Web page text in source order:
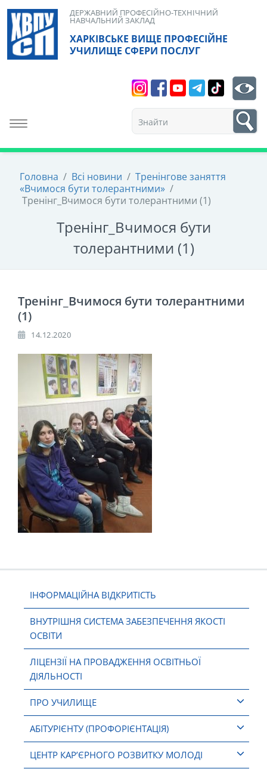
Skip
content
ХАРКІВСЬКЕ ВИЩЕ ПРОФЕСІЙНЕ
УЧИЛИЩЕ СФЕРИ ПОСЛУГ
ДЕРЖАВНИЙ ПРОФЕСІЙНО-ТЕХНІЧНИЙ
НАВЧАЛЬНИЙ ЗАКЛАД
Toggle navigation
1
Головна / Всі новини / Тренінгове заняття
«Вчимося бути толерантними» /
Тренінг_Вчимося бути толерантними (1)
Тренінг_Вчимося бути
толерантними (1)
ІНФОРМАЦІЙНА ВІДКРИТІСТЬ
ВНУТРІШНЯ СИСТЕМА ЗАБЕЗПЕЧЕННЯ ЯКОСТІ
ОСВІТИ
ЛІЦЕНЗІЇ НА ПРОВАДЖЕННЯ ОСВІТНЬОЇ
ДІЯЛЬНОСТІ
ПРО УЧИЛИЩЕ
АБІТУРІЄНТУ (ПРОФОРІЄНТАЦІЯ)
ЦЕНТР КАР’ЄРНОГО РОЗВИТКУ МОЛОДІ
Тренінг_Вчимося бути толерантними
(1)
14.12.2020